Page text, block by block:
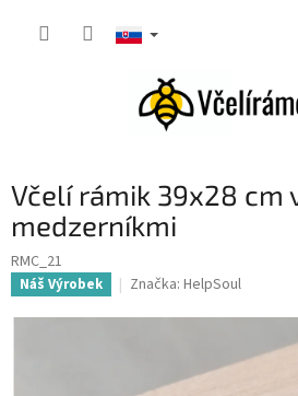
Včelí rámik 39x28 cm
medzerníkmi
RMC_21
Náš Výrobek Značka: HelpSoul